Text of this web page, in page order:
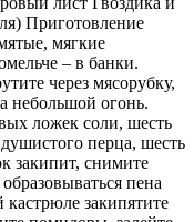
Приготовление
мягкие
– в банки.
через мясорубку,
небольшой огонь.
ложек соли, шесть
перца, шесть
закипит, снимите
пена
закипятите